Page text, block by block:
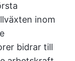
inom
bidrar till